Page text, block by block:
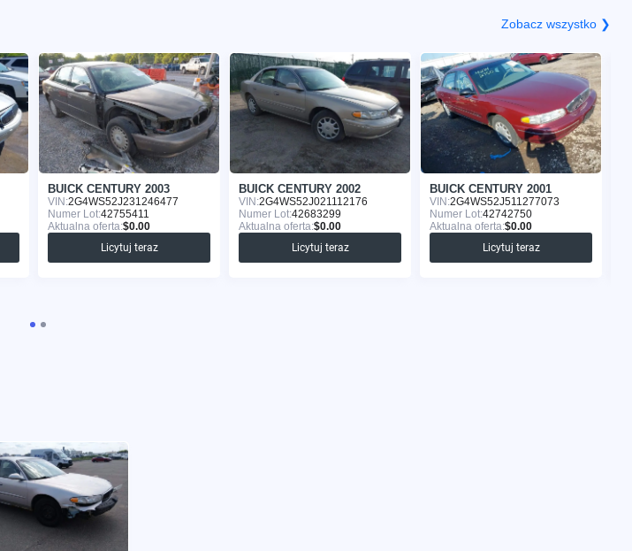
Zobacz wszystko ❯
BUICK CENTURY 2003
VIN:2G4WS52J231246477
Numer Lot:42755411
Aktualna oferta:$0.00
Licytuj teraz
BUICK CENTURY 2002
VIN:2G4WS52J021112176
Numer Lot:42683299
Aktualna oferta:$0.00
Licytuj teraz
BUICK CENTURY 2001
VIN:2G4WS52J511277073
Numer Lot:42742750
Aktualna oferta:$0.00
Licytuj teraz